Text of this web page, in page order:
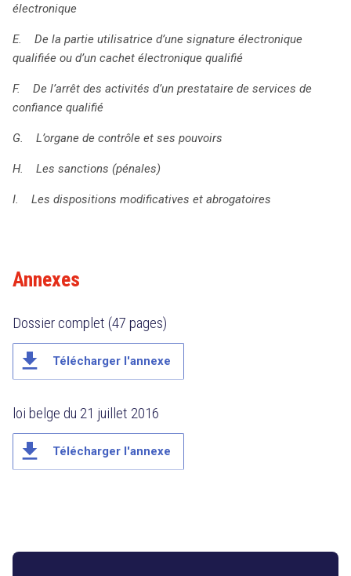
électronique
E. De la partie utilisatrice d’une signature électronique
qualifiée ou d’un cachet électronique qualifié
F. De l’arrêt des activités d’un prestataire de services de
confiance qualifié
G. L’organe de contrôle et ses pouvoirs
H. Les sanctions (pénales)
I. Les dispositions modificatives et abrogatoires
Annexes
Dossier complet (47 pages)
file_download Télécharger l'annexe
loi belge du 21 juillet 2016
file_download Télécharger l'annexe